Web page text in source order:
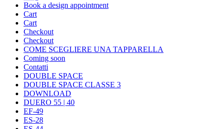
Book a design appointment
Cart
Cart
Checkout
Checkout
COME SCEGLIERE UNA TAPPARELLA
Coming soon
Contatti
DOUBLE SPACE
DOUBLE SPACE CLASSE 3
DOWNLOAD
DUERO 55 | 40
EF-49
ES-28